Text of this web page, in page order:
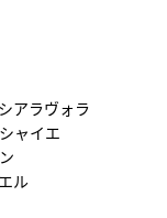
アラヴォラ
ャイエ
ル